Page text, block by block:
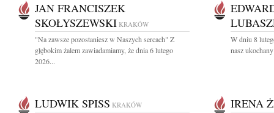
JAN FRANCISZEK
SKOŁYSZEWSKI KRAKÓW
"Na zawsze pozostaniesz w Naszych sercach" Z
głębokim żalem zawiadamiamy, że dnia 6 lutego
2026...
W dniu 8
nasz
LUDWIK SPISS KRAKÓW IRENA